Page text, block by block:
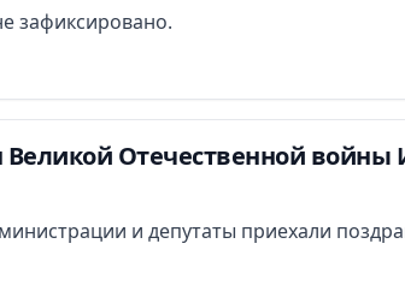
зафиксировано.
Отечественной войны
и депутаты приехали